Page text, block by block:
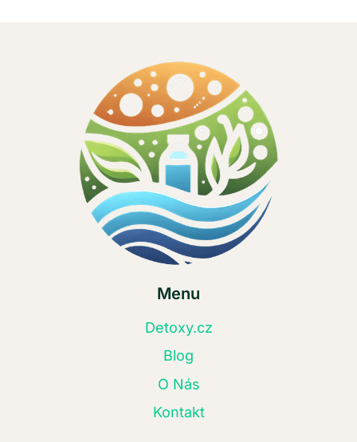
Menu
Detoxy.cz
Blog
O Nás
Kontakt